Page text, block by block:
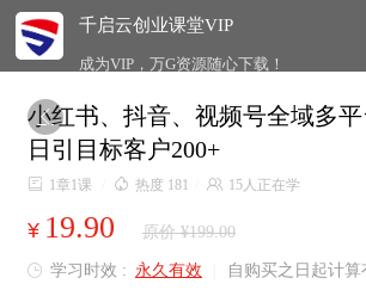
千启云创业课堂VIP
成为VIP，万G资源随心下载！

小红书、抖音、视频号全域多平
日引目标客户200+
 1章1课  热度 181  15人正在学
¥ 19.90 原价 ¥199.00
 学习时效 : 永久有效 自购买之日起计算